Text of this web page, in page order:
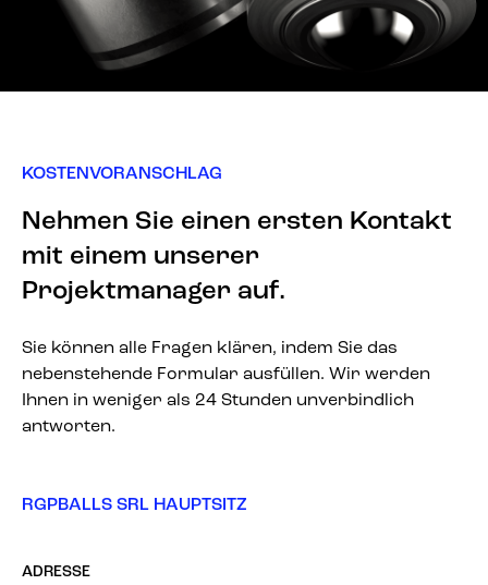
KOSTENVORANSCHLAG
Nehmen Sie einen ersten Kontakt
mit einem unserer
Projektmanager auf.
Sie können alle Fragen klären, indem Sie das
nebenstehende Formular ausfüllen. Wir werden
Ihnen in weniger als 24 Stunden unverbindlich
antworten.
RGPBALLS SRL HAUPTSITZ
ADRESSE